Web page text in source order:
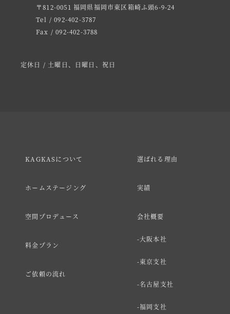
〒812-0051 福岡県福岡市東区箱崎ふ頭6-9-24
Tel / 092-402-3787
Fax / 092-402-3788
定休日 / 土曜日、日曜日、祝日
KAGKASについて
ホームステージング
空間プロデュース
料金プラン
ご依頼の流れ
選ばれる理由
実績
会社概要
大阪本社
東京支社
名古屋支社
福岡支社